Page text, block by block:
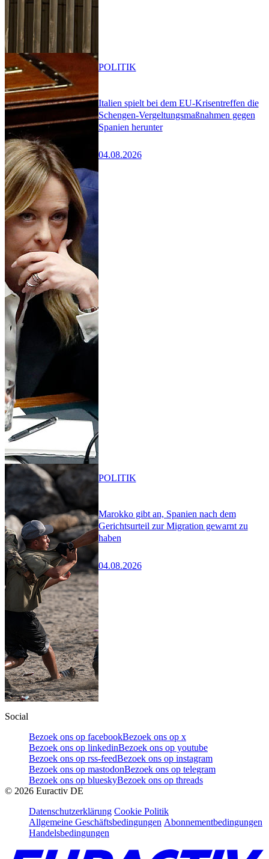
Italien spielt bei dem EU-Krisentreffen die
Schengen-Vergeltungsmaßnahmen gegen
Spanien herunter
04.08.2026
POLITIK
Marokko gibt an, Spanien nach dem
Gerichtsurteil zur Migration gewarnt zu
haben
04.08.2026
POLITIK
Social
Bezoek ons op facebookBezoek ons op x
Bezoek ons op linkedinBezoek ons op youtube
Bezoek ons op rss-feedBezoek ons op instagram
Bezoek ons op mastodonBezoek ons op telegram
Bezoek ons op blueskyBezoek ons op threads
© 2026 Euractiv DE
Datenschutzerklärung Cookie Politik
Allgemeine Geschäftsbedingungen Abonnementbedingungen
Handelsbedingungen